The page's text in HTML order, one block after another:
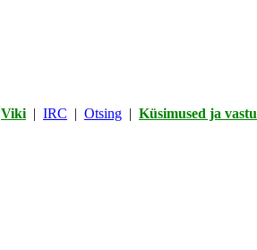
Viki | IRC | Otsing | Küsimused ja